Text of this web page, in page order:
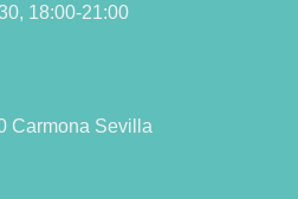
18:00-21:00
Carmona Sevilla